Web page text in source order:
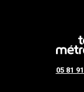
05 81